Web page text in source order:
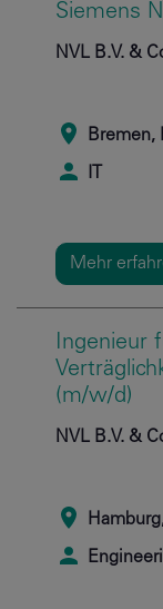
Siemens
NVL B.V. &
Bremen,
Mehr
Ingenieur
(m/w/d)
NVL B.V. &